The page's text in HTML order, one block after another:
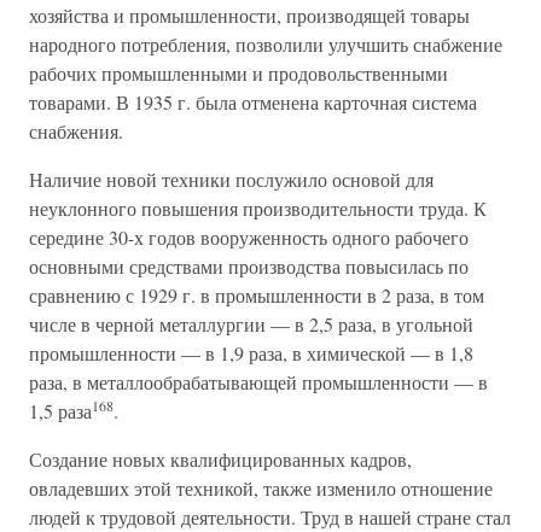
хозяйства и промышленности, производящей товары
народного потребления, позволили улучшить снабжение
рабочих промышленными и продовольственными
товарами. В 1935 г. была отменена карточная система
снабжения.
Наличие новой техники послужило основой для
неуклонного повышения производительности труда. К
середине 30-х годов вооруженность одного рабочего
основными средствами производства повысилась по
сравнению с 1929 г. в промышленности в 2 раза, в том
числе в черной металлургии — в 2,5 раза, в угольной
промышленности — в 1,9 раза, в химической — в 1,8
раза, в металлообрабатывающей промышленности — в
1,5 раза168.
Создание новых квалифицированных кадров,
овладевших этой техникой, также изменило отношение
людей к трудовой деятельности. Труд в нашей стране стал